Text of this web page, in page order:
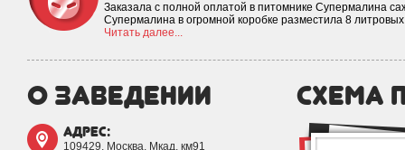
Заказала с полной оплатой в питомнике Супермалина
Супермалина в огромной коробке разместила 8
Читать далее...
о заведении
адрес:
109429, Москва, Мкад, км91
схема